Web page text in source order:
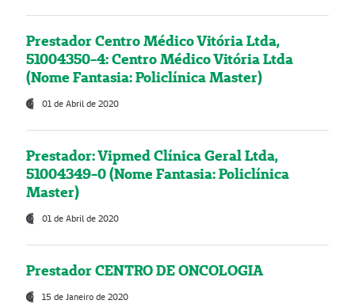
Prestador Centro Médico Vitória Ltda,
51004350-4: Centro Médico Vitória Ltda
(Nome Fantasia: Policlínica Master)
01 de Abril de 2020
Prestador: Vipmed Clínica Geral Ltda,
51004349-0 (Nome Fantasia: Policlínica
Master)
01 de Abril de 2020
Prestador CENTRO DE ONCOLOGIA
15 de Janeiro de 2020